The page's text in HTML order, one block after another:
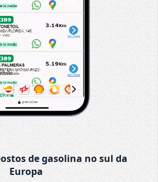
de gasolina no sul da
Europa